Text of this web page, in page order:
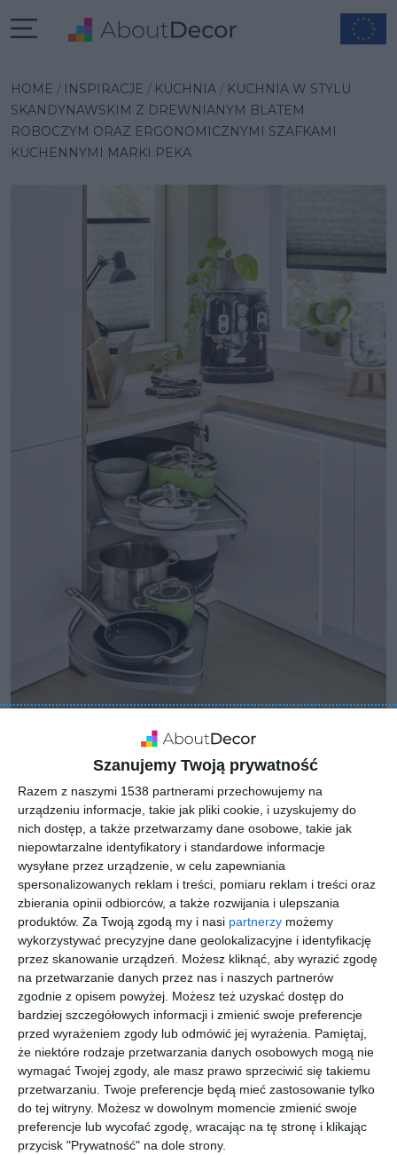
Szanujemy Twoją prywatność
Razem z naszymi 1538 partnerami przechowujemy na
urządzeniu informacje, takie jak pliki cookie, i uzyskujemy do
nich dostęp, a także przetwarzamy dane osobowe, takie jak
niepowtarzalne identyfikatory i standardowe informacje
wysyłane przez urządzenie, w celu zapewniania
spersonalizowanych reklam i treści, pomiaru reklam i treści oraz
zbierania opinii odbiorców, a także rozwijania i ulepszania
produktów. Za Twoją zgodą my i nasi partnerzy możemy
wykorzystywać precyzyjne dane geolokalizacyjne i identyfikację
przez skanowanie urządzeń. Możesz kliknąć, aby wyrazić zgodę
na przetwarzanie danych przez nas i naszych partnerów
zgodnie z opisem powyżej. Możesz też uzyskać dostęp do
bardziej szczegółowych informacji i zmienić swoje preferencje
przed wyrażeniem zgody lub odmówić jej wyrażenia.
Pamiętaj,
że niektóre rodzaje przetwarzania danych osobowych mogą nie
wymagać Twojej zgody, ale masz prawo sprzeciwić się takiemu
przetwarzaniu. Twoje preferencje będą mieć zastosowanie tylko
do tej witryny. Możesz w dowolnym momencie zmienić swoje
preferencje lub wycofać zgodę, wracając na tę stronę i klikając
przycisk "Prywatność" na dole strony.
HOME INSPIRACJE KUCHNIA
KUCHNIA W STYLU
SKANDYNAWSKIM Z DREWNIANYM BLATEM
ROBOCZYM ORAZ ERGONOMICZNYMI SZAFKAMI
KUCHENNYMI MARKI PEKA
INSPIRACJA
Kuchnia w stylu
skandynawskim z
drewnianym blatem
roboczym oraz